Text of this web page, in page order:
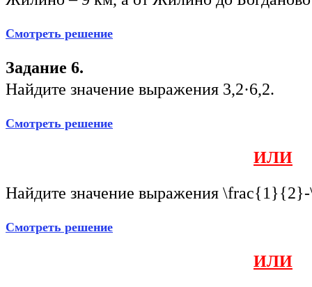
Смотреть решение
Задание 6.
Найдите значение выражения 3,2·6,2.
Смотреть решение
ИЛИ
Найдите значение выражения
Смотреть решение
ИЛИ